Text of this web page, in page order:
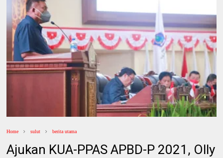
Home sulut berita utama
Ajukan KUA-PPAS APBD-P 2021, Olly